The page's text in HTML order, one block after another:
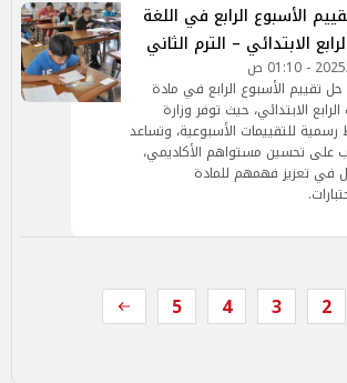
الأسبوع الرابع في اللغة
الابتدائي – الترم الثاني
حل تقييم الأسبوع الرابع في مادة
الابتدائي، حيث توفر وزارة
رسمية للتقييمات الأسبوعية، وتساعد
على تحسين مستواهم الأكاديمي،
في تعزيز فهمهم للمادة
2
3
4
5